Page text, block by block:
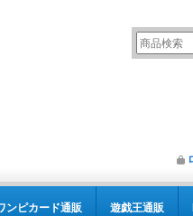
ンピカード通販 遊戯王通販